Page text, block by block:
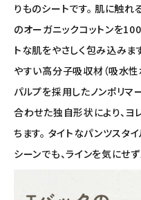
りものシートです。 肌に触れ
のオーガニックコットンを
トな肌をやさしく包み込みま
やすい高分子吸収材（吸水性
パルプを採用したノンポリマ
合わせた独自形状により、ヨ
ちます。 タイトなパンツスタ
シーンでも、ラインを気にせ